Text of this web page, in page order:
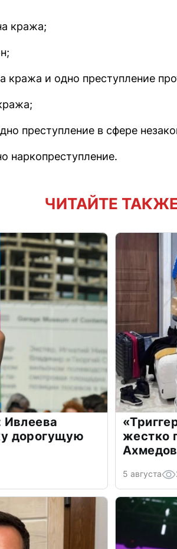
кража;
и одно преступление
преступление в сфере
наркопреступление.
ЧИТАЙТЕ
Ивлеева
дорогущую
жестко
5 августа